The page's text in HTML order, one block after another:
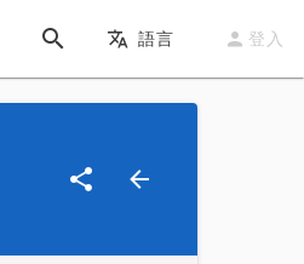
語言 登入